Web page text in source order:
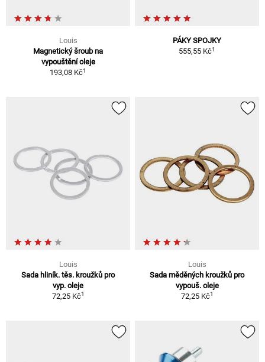
Louis
Magnetický šroub na
vypouštění oleje
193,08 Kč1
PÁKY SPOJKY
555,55 Kč1
Louis
Sada hliník. těs. kroužků pro
vyp. oleje
72,25 Kč1
Louis
Sada měděných kroužků pro
vypouš. oleje
72,25 Kč1